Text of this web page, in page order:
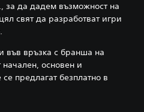
за да дадем възможност на
свят да разработват игри
във връзка с бранша на
основен и
предлагат безплатно в